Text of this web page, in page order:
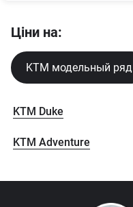
Ціни на:
KTM модельный ряд
KTM Duke
KTM Adventure